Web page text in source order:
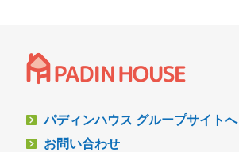
パディンハウス グループサイトへ
お問い合わせ